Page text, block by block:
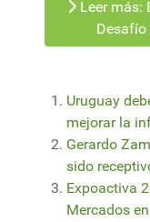
Leer más:
Desafío
Uruguay
mejorar la
Gerardo
sido
Expoactiva
Mercados